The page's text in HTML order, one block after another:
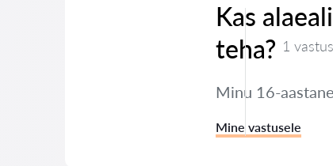
Kas
teha? 1 vastus
Minu 16-
Mine vastusele